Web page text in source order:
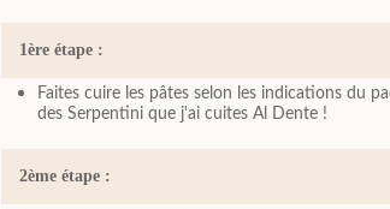
1ère étape :
Faites cuire les pâtes selon les indications du
des Serpentini que j'ai cuites Al Dente !
2ème étape :